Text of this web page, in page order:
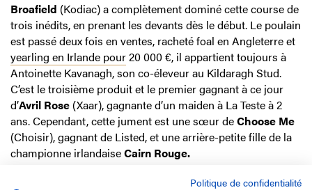
Broafield (Kodiac) a complètement dominé cette course de
trois inédits, en prenant les devants dès le début. Le poulain
est passé deux fois en ventes, racheté foal en Angleterre et
yearling en Irlande pour20 000 €, il appartient toujours à
Antoinette Kavanagh, son co-éleveur au Kildaragh Stud.
C’est le troisième produit et le premier gagnant à ce jour
d’Avril Rose (Xaar), gagnante d’un maiden à La Teste à 2
ans. Cependant, cette jument est une sœur deChoose Me
(Choisir), gagnant de Listed, et une arrière-petite fille de la
championne irlandaiseCairn Rouge.
Politique de confidentialité